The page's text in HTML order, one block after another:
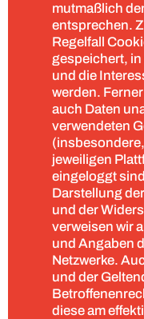
mutmaßlich
entsprechen.
Regelfall
gespeichert,
und die
werden.
auch Daten
verwendeten
jeweiligen
eingeloggt
Darstellung
und der
verweisen wir
und Angaben
Netzwerke.
und der
diese am